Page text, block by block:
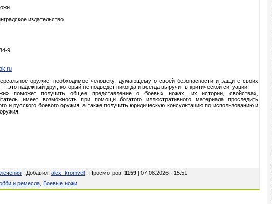
издательство
9
оружие, необходимое человеку, думающему о своей безопасности и защите своих
это надежный друг, который не подведет никогда и всегда выручит в критической ситуации.
поможет получить общее представление о боевых ножах, их истории, свойствах,
имеет возможность при помощи богатого иллюстративного материала проследить
и русского боевого оружия, а также получить юридическую консультацию по использованию и
| Добавил: alex_kromvel | Просмотров: 1159 | 07.08.2026 - 15:51
и ремесла Боевые ножи